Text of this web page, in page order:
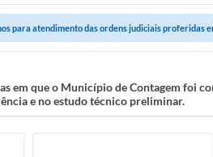
para atendimento das ordens judiciais proferidas
que o Município de Contagem foi
e no estudo técnico preliminar.